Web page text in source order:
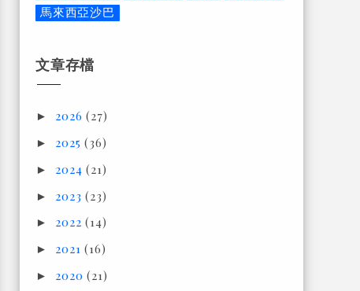
馬來西亞沙巴
文章存檔
► 2026(27)
► 2025(36)
► 2024(21)
► 2023(23)
► 2022(14)
► 2021(16)
► 2020(21)